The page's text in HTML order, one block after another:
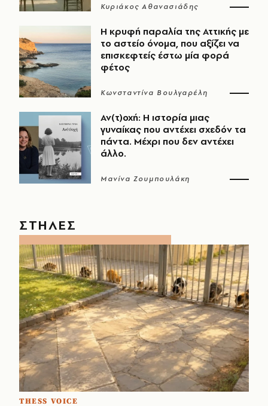
Κυριάκος Αθανασιάδης
Η κρυφή παραλία της Αττικής με
το αστείο όνομα, που αξίζει να
επισκεφτείς έστω μία φορά
φέτος
Κωνσταντίνα Βουλγαρέλη
Αν(τ)οχή: Η ιστορία μιας
γυναίκας που αντέχει σχεδόν τα
πάντα. Μέχρι που δεν αντέχει
άλλο.
Μανίνα Ζουμπουλάκη
ΣΤΗΛΕΣ
THESS VOICE